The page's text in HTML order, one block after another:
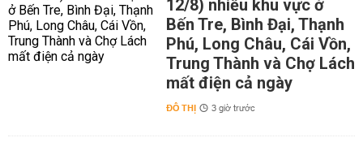
12/8) nhiều khu vực ở
Bến Tre, Bình Đại, Thạnh
Phú, Long Châu, Cái Vồn,
Trung Thành và Chợ Lách
mất điện cả ngày
ĐÔ THỊ 3 giờ trước